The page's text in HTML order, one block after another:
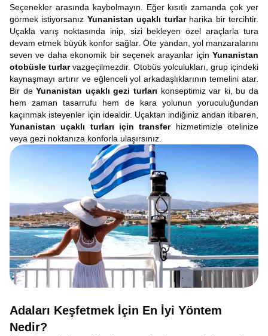
Seçenekler arasında kaybolmayın. Eğer kısıtlı zamanda çok yer
görmek istiyorsanız Yunanistan uçaklı turlarharika bir tercihtir.
Uçakla varış noktasında inip, sizi bekleyen özel araçlarla tura
devam etmek büyük konfor sağlar. Öte yandan, yol manzaralarını
seven ve daha ekonomik bir seçenek arayanlar için Yunanistan
otobüsle turlarvazgeçilmezdir. Otobüs yolculukları, grup içindeki
kaynaşmayı artırır ve eğlenceli yol arkadaşlıklarının temelini atar.
Bir deYunanistan uçaklı gezi turları konseptimiz var ki, bu da
hem zaman tasarrufu hem de kara yolunun yoruculuğundan
kaçınmak isteyenler için idealdir. Uçaktan indiğiniz andan itibaren,
Yunanistan uçaklı turları için transferhizmetimizle otelinize
veya gezi noktanıza konforla ulaşırsınız.
Adaları Keşfetmek İçin En İyi Yöntem
Nedir?